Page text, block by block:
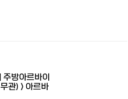
방아르바이
관) > 아르바